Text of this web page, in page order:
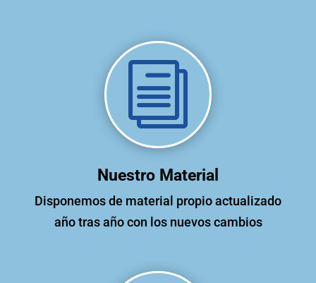
i
Nuestro Material
Disponemos de material propio actualizado
año tras año con los nuevos cambios